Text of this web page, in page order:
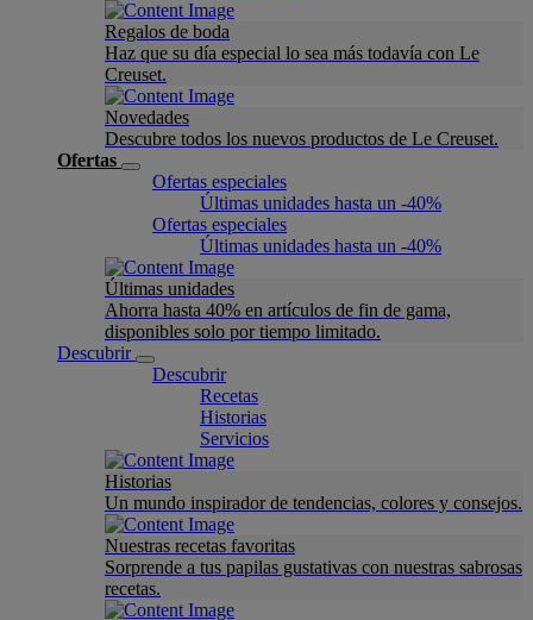
Regalos de boda
Haz que su día especial lo sea más todavía con Le
Creuset.
Novedades
Descubre todos los nuevos productos de Le Creuset.
Ofertas
Ofertas especiales
Últimas unidades hasta un -40%
Ofertas especiales
Últimas unidades hasta un -40%
Últimas unidades
Ahorra hasta 40% en artículos de fin de gama,
disponibles solo por tiempo limitado.
Descubrir
Descubrir
Recetas
Historias
Servicios
Historias
Un mundo inspirador de tendencias, colores y consejos.
Nuestras recetas favoritas
Sorprende a tus papilas gustativas con nuestras sabrosas
recetas.